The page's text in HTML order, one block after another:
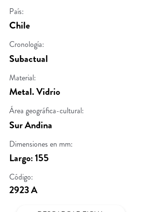
País:
Chile
Cronología:
Subactual
Material:
Metal. Vidrio
Área geográfica-cultural:
Sur Andina
Dimensiones en mm:
Largo: 155
Código:
2923 A